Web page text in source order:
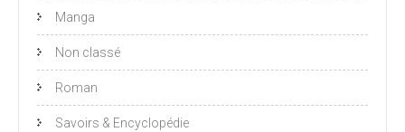
Manga
Non classé
Roman
Savoirs & Encyclopédie